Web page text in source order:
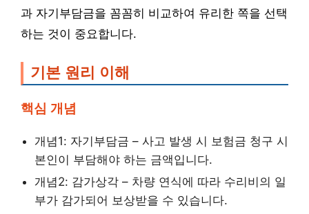
과 자기부담금을 꼼꼼히 비교하여 유리한 쪽을 선택
하는 것이 중요합니다.
기본 원리 이해
핵심 개념
개념1: 자기부담금 – 사고 발생 시 보험금 청구 시
본인이 부담해야 하는 금액입니다.
개념2: 감가상각 – 차량 연식에 따라 수리비의 일
부가 감가되어 보상받을 수 있습니다.